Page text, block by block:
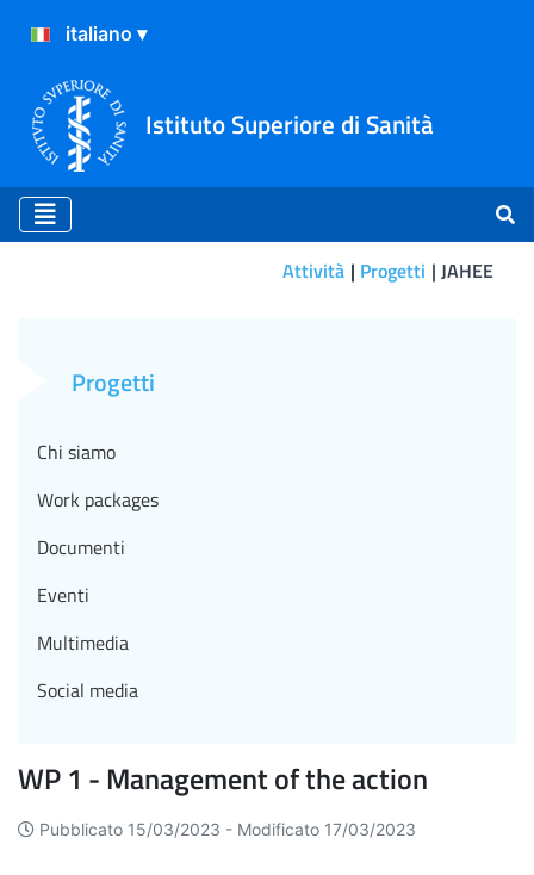
Istituto Superiore di Sanità
Attività Progetti JAHEE
WP 1 - Management of the action
Pubblicato 15/03/2023 - Modificato 17/03/2023
Progetti
Chi siamo
Work packages
Documenti
Eventi
Multimedia
Social media